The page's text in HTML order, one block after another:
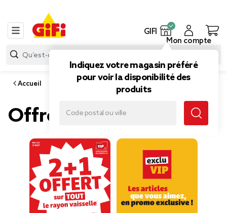
GIFI
Indiquez votre magasin préféré
pour voir la disponibilité des
produits
Mon compte
Accueil
Offres du moment